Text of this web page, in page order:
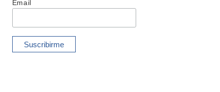
Email